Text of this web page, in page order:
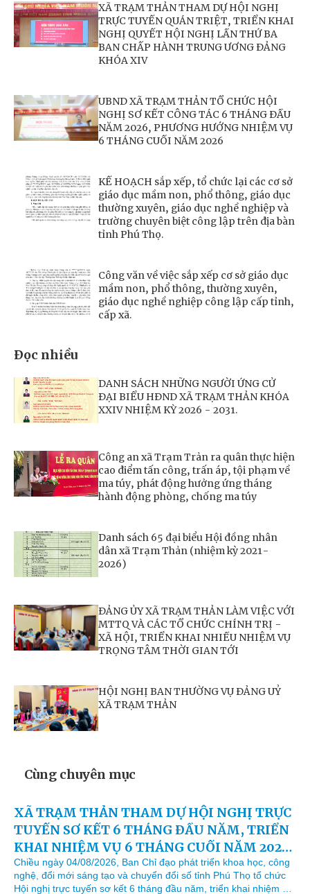
XÃ TRẠM THẢN THAM DỰ HỘI NGHỊ
TRỰC TUYẾN QUÁN TRIỆT, TRIỂN KHAI
NGHỊ QUYẾT HỘI NGHỊ LẦN THỨ BA
BAN CHẤP HÀNH TRUNG ƯƠNG ĐẢNG
KHÓA XIV
UBND XÃ TRẠM THẢN TỔ CHỨC HỘI
NGHỊ SƠ KẾT CÔNG TÁC 6 THÁNG ĐẦU
NĂM 2026, PHƯƠNG HƯỚNG NHIỆM VỤ
6 THÁNG CUỐI NĂM 2026
KẾ HOẠCH sắp xếp, tổ chức lại các cơ sở
giáo dục mầm non, phổ thông, giáo dục
thường xuyên, giáo dục nghề nghiệp và
trường chuyên biệt công lập trên địa bàn
tỉnh Phú Thọ.
Công văn về việc sắp xếp cơ sở giáo dục
mầm non, phổ thông, thường xuyên,
giáo dục nghề nghiệp công lập cấp tỉnh,
cấp xã.
Đọc nhiều
DANH SÁCH NHỮNG NGƯỜI ỨNG CỬ
ĐẠI BIỂU HĐND XÃ TRẠM THẢN KHÓA
XXIV NHIỆM KỲ 2026 - 2031.
Công an xã Trạm Trản ra quân thực hiện
cao điểm tấn công, trấn áp, tội phạm về
ma túy, phát động hưởng ứng tháng
hành động phòng, chống ma túy
Danh sách 65 đại biểu Hội đồng nhân
dân xã Trạm Thản (nhiệm kỳ 2021-
2026)
ĐẢNG ỦY XÃ TRẠM THẢN LÀM VIỆC VỚI
MTTQ VÀ CÁC TỔ CHỨC CHÍNH TRỊ -
XÃ HỘI, TRIỂN KHAI NHIỀU NHIỆM VỤ
TRỌNG TÂM THỜI GIAN TỚI
HỘI NGHỊ BAN THƯỜNG VỤ ĐẢNG UỶ
XÃ TRẠM THẢN
Cùng chuyên mục
XÃ TRẠM THẢN THAM DỰ HỘI NGHỊ TRỰC
TUYẾN SƠ KẾT 6 THÁNG ĐẦU NĂM, TRIỂN
KHAI NHIỆM VỤ 6 THÁNG CUỐI NĂM 2026
THỰC HIỆN NGHỊ QUYẾT SỐ 57-NQ/TW
CỦA BỘ CHÍNH TRỊ
Chiều ngày 04/08/2026, Ban Chỉ đạo phát triển khoa học, công
nghệ, đổi mới sáng tạo và chuyển đổi số tỉnh Phú Thọ tổ chức
Hội nghị trực tuyến sơ kết 6 tháng đầu năm, triển khai nhiệm vụ